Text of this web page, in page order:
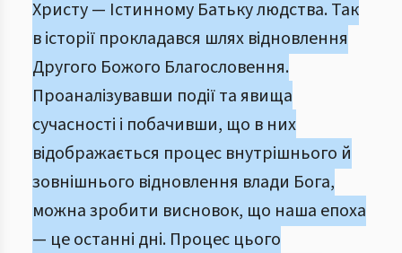
Христу — Істинному Батьку людства. Так
в історії прокладався шлях відновлення
Другого Божого Благословення.
Проаналізувавши події та явища
сучасності і побачивши, що в них
відображається процес внутрішнього й
зовнішнього відновлення влади Бога,
можна зробити висновок, що наша епоха
— це останні дні. Процес цього